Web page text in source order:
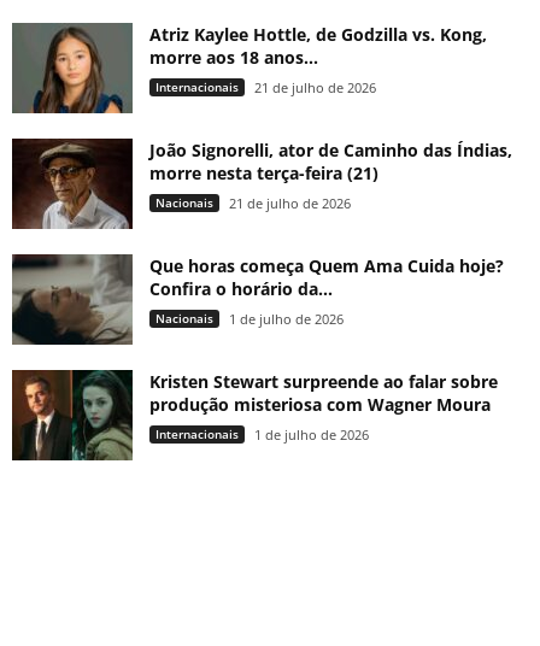
Atriz Kaylee Hottle, de Godzilla vs. Kong,
morre aos 18 anos...
Internacionais 21 de julho de 2026
João Signorelli, ator de Caminho das Índias,
morre nesta terça-feira (21)
Nacionais 21 de julho de 2026
Que horas começa Quem Ama Cuida hoje?
Confira o horário da...
Nacionais 1 de julho de 2026
Kristen Stewart surpreende ao falar sobre
produção misteriosa com Wagner Moura
Internacionais 1 de julho de 2026